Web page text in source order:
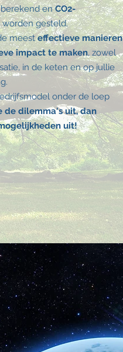
enCO2-
worden gesteld.
meesteffectieve manieren
impact te maken, zowel
in de keten en op jullie
onder de loep
de dilemma's uit, dan
uit!